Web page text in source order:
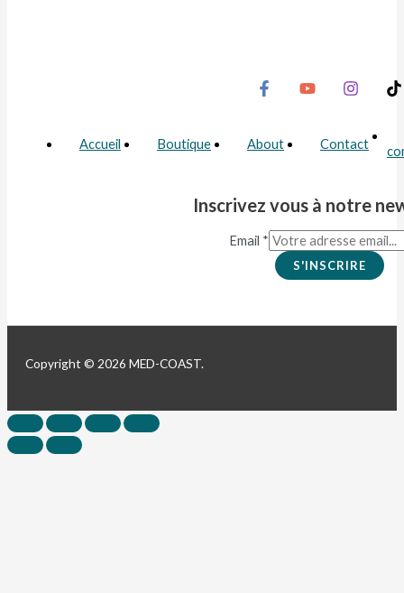
Accueil Boutique About Contact
Inscrivez vous à notre
Email *
S'INSCRIRE
Copyright © 2026 MED-COAST.